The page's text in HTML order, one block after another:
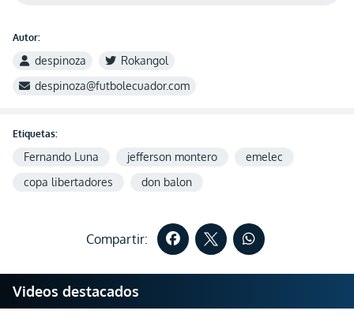
Autor:
despinoza
Rokangol
despinoza@futbolecuador.com
Etiquetas:
Fernando Luna jefferson montero
emelec
copa libertadores
don balon
Compartir:
Videos destacados